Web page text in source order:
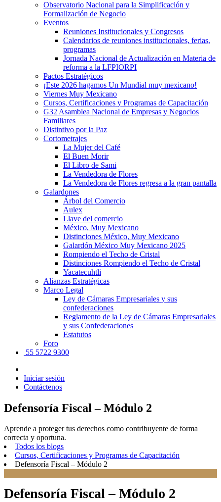
Observatorio Nacional para la Simplificación y
Formalización de Negocio
Eventos
Reuniones Institucionales y Congresos
Calendarios de reuniones institucionales, ferias,
programas
Jornada Nacional de Actualización en Materia de
reforma a la LFPIORPI
Pactos Estratégicos
¡Este 2026 hagamos Un Mundial muy mexicano!
Viernes Muy Mexicano
Cursos, Certificaciones y Programas de Capacitación
G32 Asamblea Nacional de Empresas y Negocios
Familiares
Distintivo por la Paz
Cortometrajes
La Mujer del Café
El Buen Morir
El Libro de Sami
La Vendedora de Flores
La Vendedora de Flores regresa a la gran pantalla
Galardones
Árbol del Comercio
Aulex
Llave del comercio
México, Muy Mexicano
Distinciones México, Muy Mexicano
Galardón México Muy Mexicano 2025
Rompiendo el Techo de Cristal
Distinciones Rompiendo el Techo de Cristal
Yacatecuhtli
Alianzas Estratégicas
Marco Legal
Ley de Cámaras Empresariales y sus
confederaciones
Reglamento de la Ley de Cámaras Empresariales
y sus Confederaciones
Estatutos
Foro
55 5722 9300
Iniciar sesión
Contáctenos
Defensoría Fiscal – Módulo 2
Aprende a proteger tus derechos como contribuyente de forma
correcta y oportuna.
Todos los blogs
Cursos, Certificaciones y Programas de Capacitación
Defensoría Fiscal – Módulo 2
Defensoría Fiscal – Módulo 2